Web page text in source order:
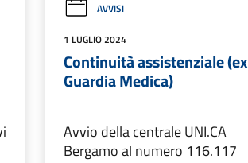
AVVISI
1 LUGLIO 2024
Continuità assistenziale (ex
Guardia Medica)
Avvio della centrale UNI.CA
Bergamo al numero 116.117